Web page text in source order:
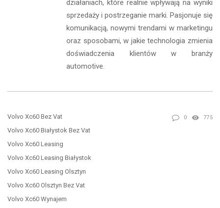
działaniach, które realnie wpływają na wyniki
sprzedaży i postrzeganie marki. Pasjonuje się
komunikacją, nowymi trendami w marketingu
oraz sposobami, w jakie technologia zmienia
doświadczenia klientów w branży
automotive.
Volvo Xc60 Bez Vat
Volvo Xc60 Białystok Bez Vat
Volvo Xc60 Leasing
Volvo Xc60 Leasing Białystok
Volvo Xc60 Leasing Olsztyn
Volvo Xc60 Olsztyn Bez Vat
Volvo Xc60 Wynajem
0 775